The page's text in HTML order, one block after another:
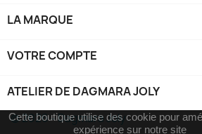
LA MARQUE
VOTRE COMPTE
ATELIER DE DAGMARA JOLY
Cette boutique utilise des cookie pour
expérience sur notre site
© 2026 - Dagmara Joly